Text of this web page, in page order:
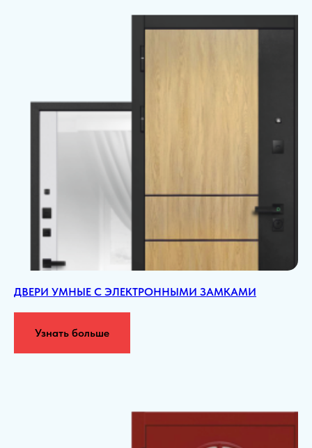
ДВЕРИ УМНЫЕ С ЭЛЕКТРОННЫМИ ЗАМКАМИ
Узнать больше